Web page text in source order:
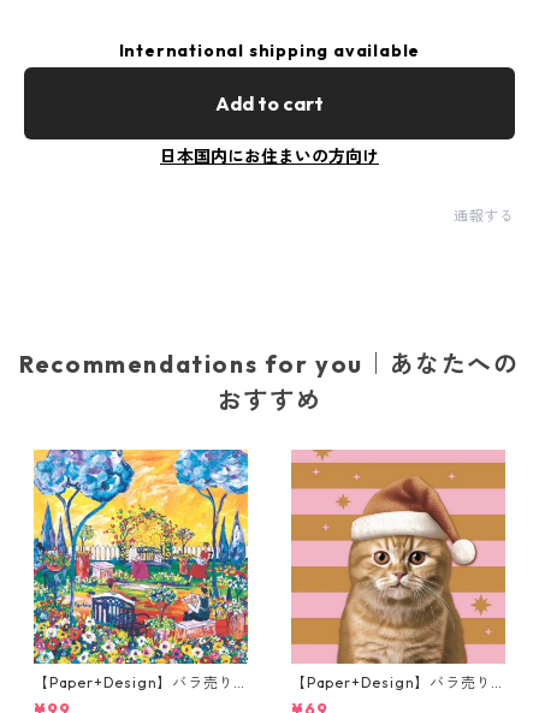
International shipping available
Add to cart
日本国内にお住まいの方向け
通報する
Recommendations for you｜あなたへの
おすすめ
【Paper+Design】バラ売り2
枚 ランチサイズ ペーパーナプ
【Paper+Design】バラ売り2
枚 ランチサイズ ペーパーナプ